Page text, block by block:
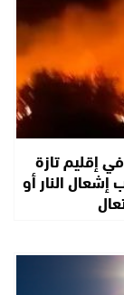
إقليم تازة
إشعال النار أو